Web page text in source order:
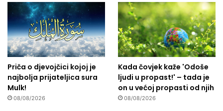
Priča o djevojčici kojoj je
najbolja prijateljica sura
Mulk!
08/08/2026
Kada čovjek kaže 'Odoše
ljudi u propast!' – tada je
on u većoj propasti od njih
08/08/2026